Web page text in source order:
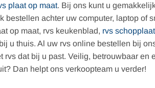
plaat op maat. Bij ons kunt u
bestellen achter uw computer, laptop of
op maat, rvs keukenblad, rvs schopplaat
u thuis. Al uw rvs online bestellen bij
rvs dat bij u past. Veilig, betrouwbaar
Dan helpt ons verkoopteam u verder!